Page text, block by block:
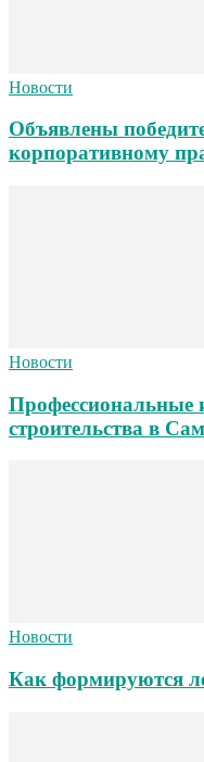
Новости
Объявлены
корпоративному
Новости
Профессиональные
строительства в
Новости
Как формируются